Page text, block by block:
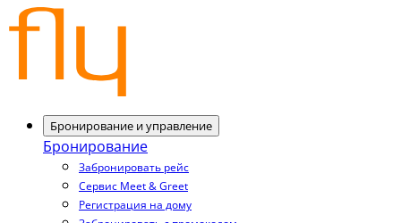
Бронирование и управление
Бронирование
Забронировать рейс
Сервис Meet & Greet
Регистрация на дому